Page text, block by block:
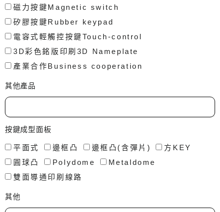
磁力按鍵Magnetic switch
矽膠按鍵Rubber keypad
電容式輕觸控按鍵Touch-control
3D彩色銘版印刷3D Nameplate
產業合作Business cooperation
其他產品
按鍵成型面板
平面式 邊框凸 邊框凸(含彈片)
方KEY
圓球凸
Polydome
Metaldome
雙面導通印刷線路
其他